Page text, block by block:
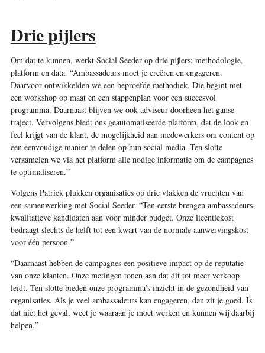
Drie pijlers
Om dat te kunnen, werkt Social Seeder op drie pijlers: methodologie,
platform en data. “Ambassadeurs moet je creëren en engageren.
Daarvoor ontwikkelden we een beproefde methodiek. Die begint met
een workshop op maat en een stappenplan voor een succesvol
programma. Daarnaast blijven we ook adviseur doorheen het ganse
traject. Vervolgens biedt ons geautomatiseerde platform, dat de look en
feel krijgt van de klant, de mogelijkheid aan medewerkers om content op
een eenvoudige manier te delen op hun social media. Ten slotte
verzamelen we via het platform alle nodige informatie om de campagnes
te optimaliseren.”
Volgens Patrick plukken organisaties op drie vlakken de vruchten van
een samenwerking met Social Seeder. “Ten eerste brengen ambassadeurs
kwalitatieve kandidaten aan voor minder budget. Onze licentiekost
bedraagt slechts de helft tot een kwart van de normale aanwervingskost
voor één persoon.”
“Daarnaast hebben de campagnes een positieve impact op de reputatie
van onze klanten. Onze metingen tonen aan dat dit tot meer verkoop
leidt. Ten slotte bieden onze programma’s inzicht in de gezondheid van
organisaties. Als je veel ambassadeurs kan engageren, dan zit je goed. Is
dat niet het geval, weet je waaraan je moet werken en kunnen wij daarbij
helpen.”